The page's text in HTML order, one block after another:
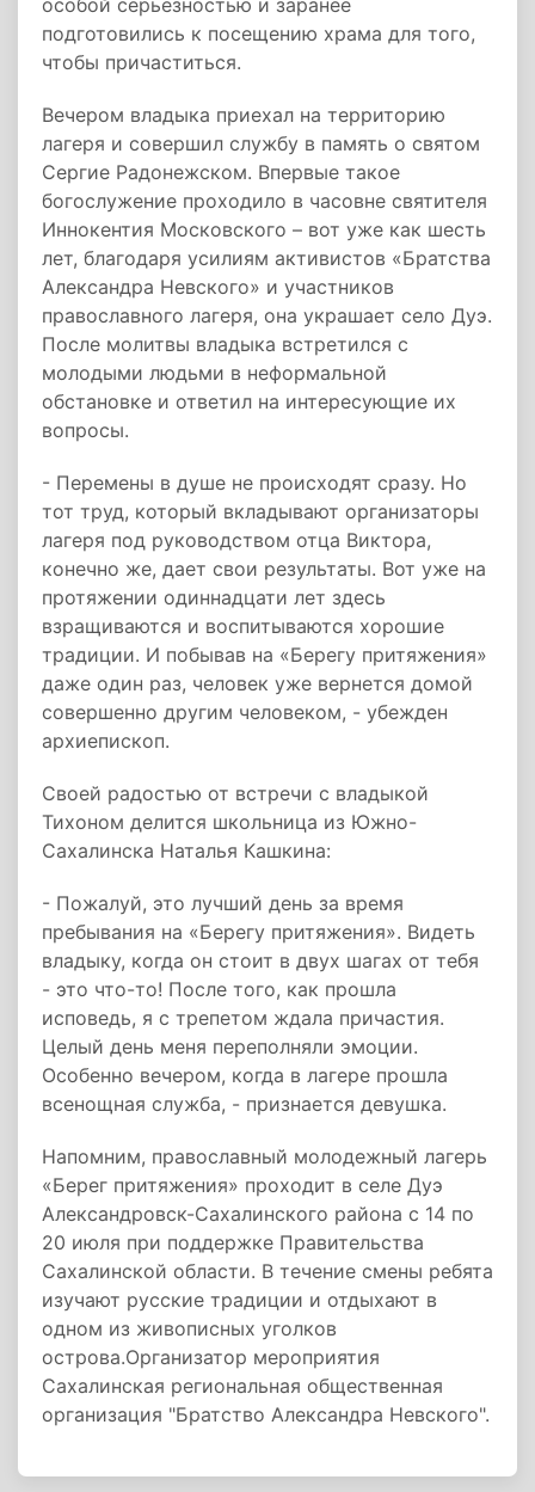
особой серьезностью и заранее
подготовились к посещению храма для того,
чтобы причаститься.
Вечером владыка приехал на территорию
лагеря и совершил службу в память о святом
Сергие Радонежском. Впервые такое
богослужение проходило в часовне святителя
Иннокентия Московского – вот уже как шесть
лет, благодаря усилиям активистов «Братства
Александра Невского» и участников
православного лагеря, она украшает село Дуэ.
После молитвы владыка встретился с
молодыми людьми в неформальной
обстановке и ответил на интересующие их
вопросы.
- Перемены в душе не происходят сразу. Но
тот труд, который вкладывают организаторы
лагеря под руководством отца Виктора,
конечно же, дает свои результаты. Вот уже на
протяжении одиннадцати лет здесь
взращиваются и воспитываются хорошие
традиции. И побывав на «Берегу притяжения»
даже один раз, человек уже вернется домой
совершенно другим человеком, - убежден
архиепископ.
Своей радостью от встречи с владыкой
Тихоном делится школьница из Южно-
Сахалинска Наталья Кашкина:
- Пожалуй, это лучший день за время
пребывания на «Берегу притяжения». Видеть
владыку, когда он стоит в двух шагах от тебя
- это что-то! После того, как прошла
исповедь, я с трепетом ждала причастия.
Целый день меня переполняли эмоции.
Особенно вечером, когда в лагере прошла
всенощная служба, - признается девушка.
Напомним, православный молодежный лагерь
«Берег притяжения» проходит в селе Дуэ
Александровск-Сахалинского района с 14 по
20 июля при поддержке Правительства
Сахалинской области. В течение смены ребята
изучают русские традиции и отдыхают в
одном из живописных уголков
острова.Организатор мероприятия
Сахалинская региональная общественная
организация "Братство Александра Невского".